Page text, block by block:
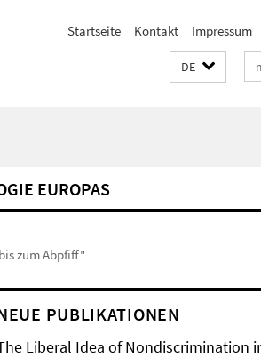
Startseite Kontakt Impressum
DE
EUROPAS
zum Abpfiff"
PUBLIKATIONEN
Liberal Idea of Nondiscrimination